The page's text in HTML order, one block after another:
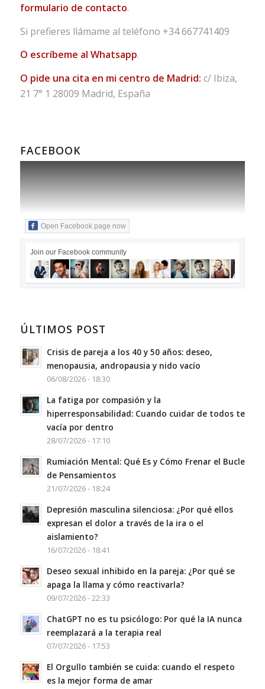
formulario de contacto.
Si prefieres llámame al teléfono +34 667741409
O escríbeme al Whatsapp.
O pide una cita en mi centro de Madrid: c/ Ibiza,
21 7° 1 28009 Madrid, España
FACEBOOK
Open Facebook page now
Join our Facebook community
ÚLTIMOS POST
Crisis de pareja a los 40 y 50 años: deseo,
menopausia, andropausia y nido vacío
06/08/2026 - 18:30
La fatiga por compasión y la
hiperresponsabilidad: Cuando cuidar de todos te
vacía por dentro
28/07/2026 - 17:10
Rumiación Mental: Qué Es y Cómo Frenar el Bucle
de Pensamientos
21/07/2026 - 18:24
Depresión masculina silenciosa: ¿Por qué ellos
expresan el dolor a través de la ira o el
aislamiento?
16/07/2026 - 18:41
Deseo sexual inhibido en la pareja: ¿Por qué se
apaga la llama y cómo reactivarla?
09/07/2026 - 22:33
ChatGPT no es tu psicólogo: Por qué la IA nunca
reemplazará a la terapia real
07/07/2026 - 17:53
El Orgullo también se cuida: cuando el respeto
es la mejor forma de amar